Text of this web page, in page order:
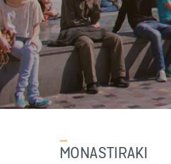
MONASTIRAKI